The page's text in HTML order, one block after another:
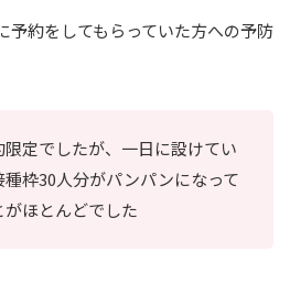
予約をしてもらっていた方への予防
限定でしたが、一日に設けてい
種枠30人分がパンパンになって
がほとんどでした